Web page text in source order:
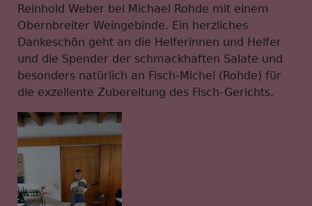
Reinhold Weber bei Michael Rohde mit einem
Obernbreiter Weingebinde. Ein herzliches
Dankeschön geht an die Helferinnen und Helfer
und die Spender der schmackhaften Salate und
besonders natürlich an Fisch-Michel (Rohde) für
die exzellente Zubereitung des Fisch-Gerichts.